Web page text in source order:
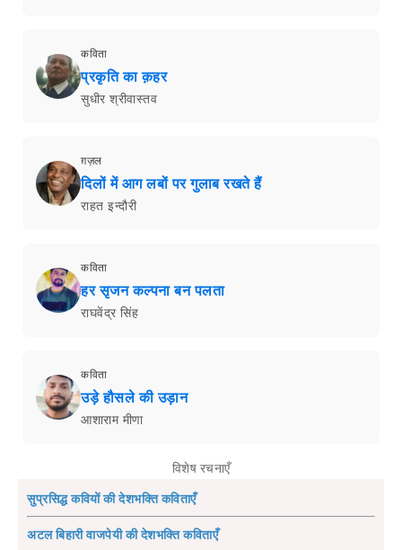
कविता
प्रकृति का क़हर
सुधीर श्रीवास्तव
ग़ज़ल
दिलों में आग लबों पर गुलाब रखते हैं
राहत इन्दौरी
कविता
हर सृजन कल्पना बन पलता
राघवेंद्र सिंह
कविता
उड़े हौसले की उड़ान
आशाराम मीणा
विशेष रचनाएँ
सुप्रसिद्ध कवियों की देशभक्ति कविताएँ
अटल बिहारी वाजपेयी की देशभक्ति कविताएँ